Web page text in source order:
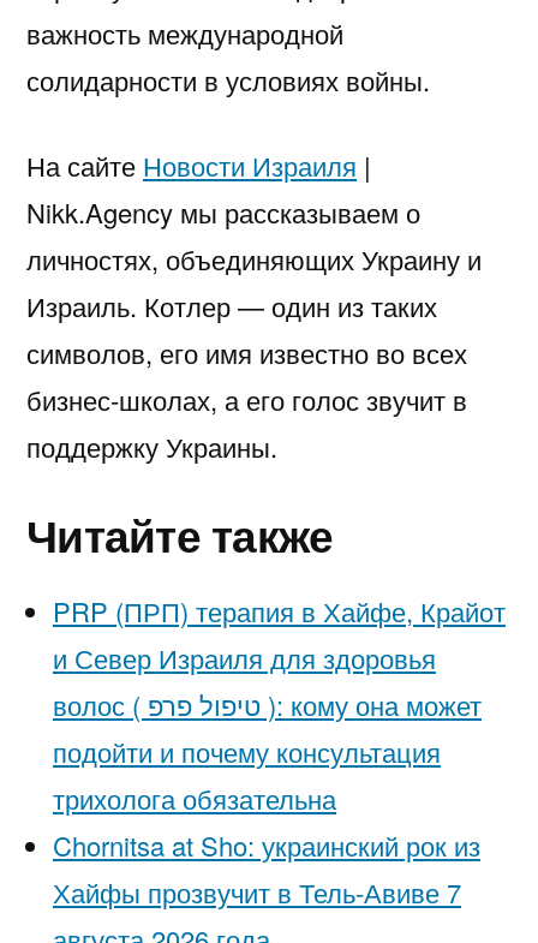
важность международной
солидарности в условиях войны.
На сайте Новости Израиля |
Nikk.Agency мы рассказываем о
личностях, объединяющих Украину и
Израиль. Котлер — один из таких
символов, его имя известно во всех
бизнес-школах, а его голос звучит в
поддержку Украины.
Читайте также
PRP (ПРП) терапия в Хайфе, Крайот
и Север Израиля для здоровья
волос ( טיפול פרפ ): кому она может
подойти и почему консультация
трихолога обязательна
Chornitsa at Sho: украинский рок из
Хайфы прозвучит в Тель-Авиве 7